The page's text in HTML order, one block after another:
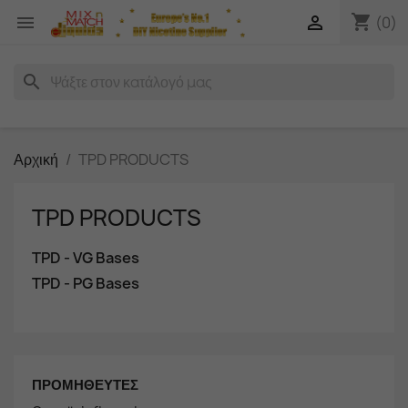
 shopping_cart (0)

search
Αρχική TPD PRODUCTS
TPD PRODUCTS
TPD - VG Bases
TPD - PG Bases
ΠΡΟΜΗΘΕΥΤΈΣ